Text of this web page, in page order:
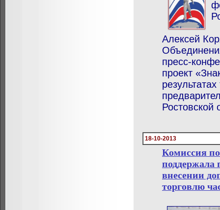
Алексей
пресс-
проект
Ростовской
18-10-2013
Комиссия
поддержала
внесении
торговлю